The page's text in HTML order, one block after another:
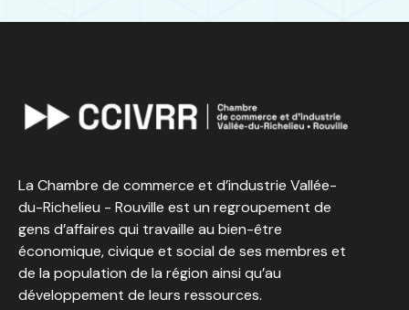
La Chambre de commerce et d’industrie Vallée-
du-Richelieu - Rouville est un regroupement de
gens d’affaires qui travaille au bien-être
économique, civique et social de ses membres et
de la population de la région ainsi qu’au
développement de leurs ressources.